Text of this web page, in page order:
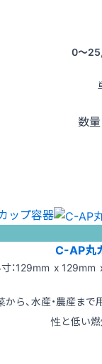
0〜
数量
ップ容器
C-AP丸
：129mm x 129mm
から、水産・農産ま
性と低い